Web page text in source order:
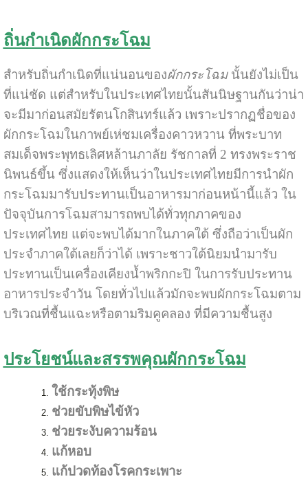
ถิ่นกำเนิดผักกระโฉม
สำหรับถิ่นกำเนิดที่แน่นอนของผักกระโฉมนั้นยังไม่เป็น
ที่แน่ชัด แต่สำหรับในประเทศไทยนั้นสันนิษฐานกันว่าน่า
จะมีมาก่อนสมัยรัตนโกสินทร์แล้ว เพราะปรากฏชื่อของ
ผักกระโฉมในกาพย์เห่ชมเครื่องคาวหวาน ที่พระบาท
สมเด็จพระพุทธเลิศหล้านภาลัย รัชกาลที่ 2 ทรงพระราช
นิพนธ์ขึ้น ซึ่งแสดงให้เห็นว่าในประเทศไทยมีการนำผัก
กระโฉมมารับประทานเป็นอาหารมาก่อนหน้านี้แล้ว ใน
ปัจจุบันการโฉมสามารถพบได้ทั่วทุกภาคของ
ประเทศไทย แต่จะพบได้มากในภาคใต้ ซึ่งถือว่าเป็นผัก
ประจำภาคใต้เลยก็ว่าได้ เพราะชาวใต้นิยมนำมารับ
ประทานเป็นเครื่องเคียงน้ำพริกกะปิ ในการรับประทาน
อาหารประจำวัน โดยทั่วไปแล้วมักจะพบผักกระโฉมตาม
บริเวณที่ชื้นแฉะหรือตามริมคูคลอง ที่มีความชื้นสูง
ประโยชน์และสรรพคุณผักกระโฉม
ใช้กระทุ้งพิษ
ช่วยขับพิษไข้หัว
ช่วยระงับความร้อน
แก้หอบ
แก้ปวดท้องโรคกระเพาะ